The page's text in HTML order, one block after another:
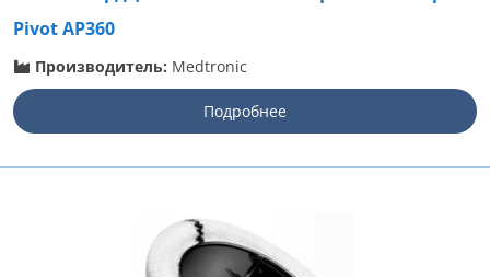
Pivot AP360
Производитель: Medtronic
Подробнее